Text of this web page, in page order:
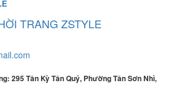
TRANG ZSTYLE
295 Tân Kỳ Tân Quý, Phường Tân Sơn Nhì,